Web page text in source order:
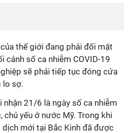
thế giới đang phải đối mặt
cảnh số ca nhiễm COVID-19
sẽ phải tiếp tục đóng cửa
lo sợ.
nhận 21/6 là ngày số ca nhiễm
chủ yếu ở nước Mỹ. Trong khi
mới tại Bắc Kinh đã được